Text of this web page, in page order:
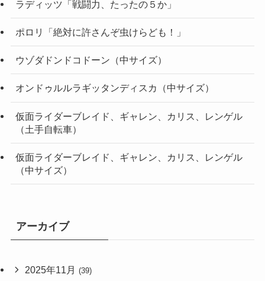
ラディッツ「戦闘力、たったの５か」
ポロリ「絶対に許さんぞ虫けらども！」
ウゾダドンドコドーン（中サイズ）
オンドゥルルラギッタンディスカ（中サイズ）
仮面ライダーブレイド、ギャレン、カリス、レンゲル
（土手自転車）
仮面ライダーブレイド、ギャレン、カリス、レンゲル
（中サイズ）
アーカイブ
2025年11月 (39)